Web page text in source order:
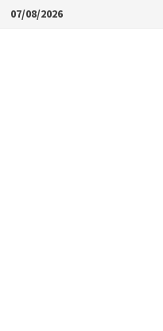
Skip07/08/2026